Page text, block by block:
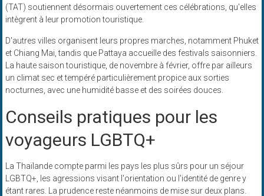
(TAT) soutiennent désormais ouvertement ces célébrations, qu'elles
intègrent à leur promotion touristique.
D'autres villes organisent leurs propres marches, notamment Phuket
et Chiang Mai, tandis que Pattaya accueille des festivals saisonniers.
La haute saison touristique, de novembre à février, offre par ailleurs
un climat sec et tempéré particulièrement propice aux sorties
nocturnes, avec une humidité basse et des soirées douces.
Conseils pratiques pour les
voyageurs LGBTQ+
La Thaïlande compte parmi les pays les plus sûrs pour un séjour
LGBTQ+, les agressions visant l'orientation ou l'identité de genre y
étant rares. La prudence reste néanmoins de mise sur deux plans.